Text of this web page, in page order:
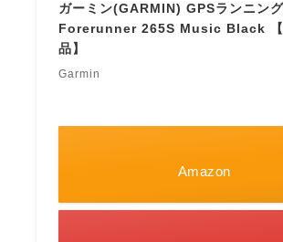
ガーミン(GARMIN) GPSランニン
Forerunner 265S Music Black 【
品】
Garmin
Amazon